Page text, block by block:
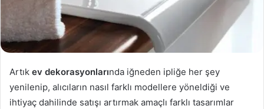
Artık ev dekorasyonlarında iğneden ipliğe her şey
yenilenip, alıcıların nasıl farklı modellere yöneldiği ve
ihtiyaç dahilinde satışı artırmak amaçlı farklı tasarımlar